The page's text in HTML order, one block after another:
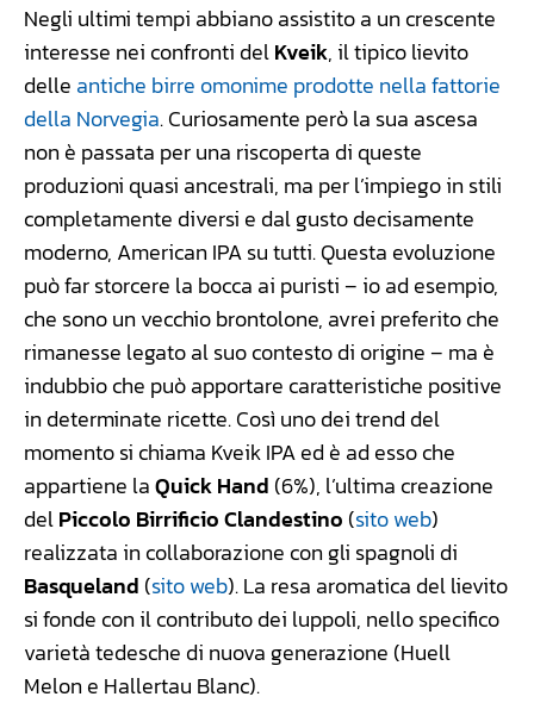
Negli ultimi tempi abbiano assistito a un crescente
interesse nei confronti delKveik, il tipico lievito
delle antiche birre omonime prodotte nella fattorie
della Norvegia. Curiosamente però la sua ascesa
non è passata per una riscoperta di queste
produzioni quasi ancestrali, ma per l’impiego in stili
completamente diversi e dal gusto decisamente
moderno, American IPA su tutti. Questa evoluzione
può far storcere la bocca ai puristi – io ad esempio,
che sono un vecchio brontolone, avrei preferito che
rimanesse legato al suo contesto di origine – ma è
indubbio che può apportare caratteristiche positive
in determinate ricette. Così uno dei trend del
momento si chiama Kveik IPA ed è ad esso che
appartiene laQuick Hand (6%), l’ultima creazione
delPiccolo Birrificio Clandestino (sito web)
realizzata in collaborazione con gli spagnoli di
Basqueland (sito web). La resa aromatica del lievito
si fonde con il contributo dei luppoli, nello specifico
varietà tedesche di nuova generazione (Huell
Melon e Hallertau Blanc).